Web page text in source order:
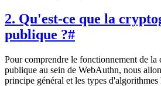
2. Qu'est-ce que la
publique ?#
Pour comprendre le fonctionnement de la
publique au sein de WebAuthn, nous
principe général et les types d'algorithmes